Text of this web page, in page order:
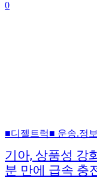
0
■디젤트럭■ 운송.정보
기아, 상품성 강
분 만에 급속 충